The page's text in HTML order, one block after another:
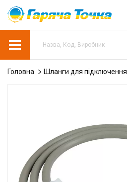
Головна Шланги для підключення